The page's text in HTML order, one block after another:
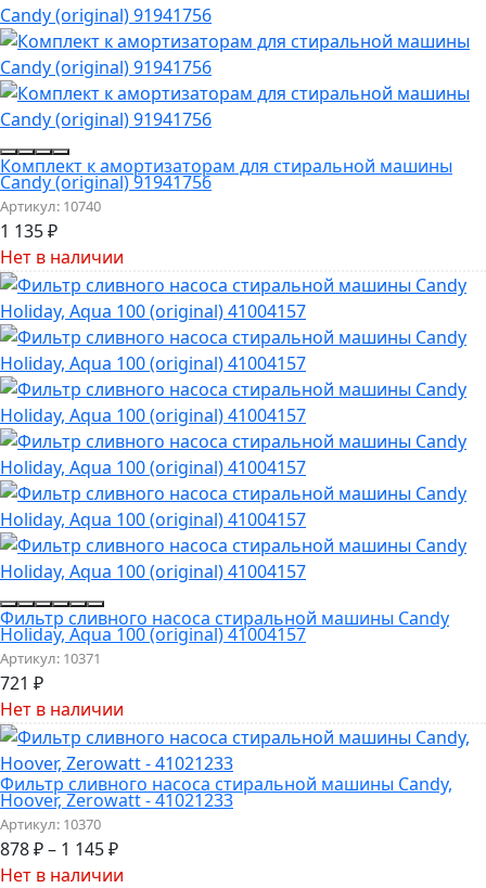
Комплект к амортизаторам для стиральной машины
Candy (original) 91941756
Артикул: 10740
1 135₽
Нет в наличии
Фильтр сливного насоса стиральной машины Candy
Holiday, Aqua 100 (original) 41004157
Артикул: 10371
721 ₽
Нет в наличии
Фильтр сливного насоса стиральной машины Candy,
Hoover, Zerowatt - 41021233
Артикул: 10370
878₽– 1 145₽
Нет в наличии